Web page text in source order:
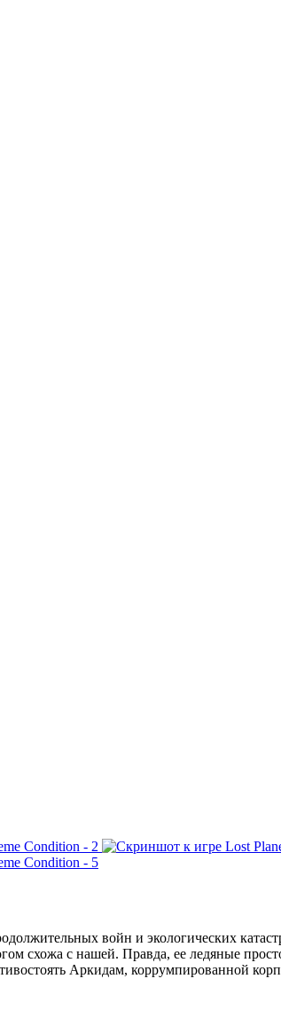
войн и экологических
схожа с нашей. Правда, ее ледяные
Аркидам, коррумпированной